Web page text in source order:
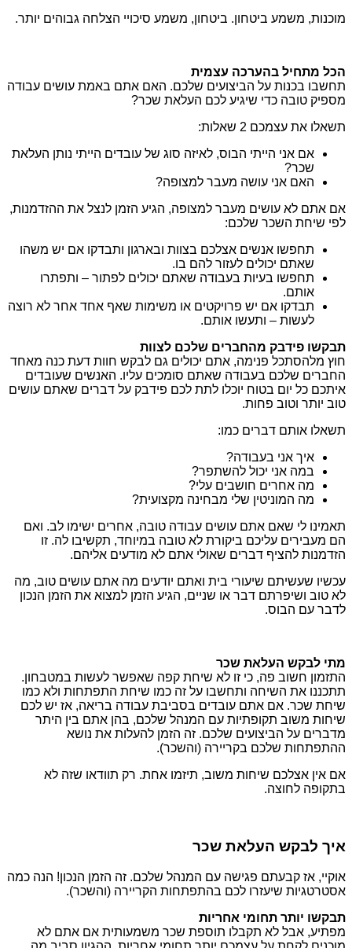
מוכנות, משמע ביטחון. ביטחון, משמע סיכויי הצלחה גבוהים יותר.
הכל מתחיל בהערכה עצמית
תחשבו בכנות על הביצועים שלכם. האם אתם באמת עושים עבודה
מספיק טובה כדי שיגיע לכם העלאת שכר?
תשאלו את עצמכם 2 שאלות:
אם אני הייתי הבוס, לאיזה סוג של עובדים הייתי נותן העלאת
שכר?
האם אני עושה מעבר למצופה?
אם אתם לא עושים מעבר למצופה, הגיע הזמן לנצל את ההזדמנות,
לפי שיחת השכר שלכם:
תחפשו אנשים אצלכם בצוות ובארגון ותבדקו אם יש משהו
שאתם יכולים לעזור להם בו.
תחפשו בעיות בעבודה שאתם יכולים לפתור – ותפתרו
אותם.
תבדקו אם יש פרויקטים או משימות שאף אחד אחר לא רוצה
לעשות – ותעשו אותם.
תבקשו פידבק מהחברים שלכם לצוות
חוץ מלהסתכל פנימה, אתם יכולים גם לבקש חוות דעת כנה מאחד
החברים שלכם בעבודה שאתם סומכים עליו. האנשים שעובדים
איתכם כל יום בטוח יוכלו לתת לכם פידבק על דברים שאתם עושים
טוב יותר וטוב פחות.
תשאלו אותם דברים כמו:
איך אני בעבודה?
במה אני יכול להשתפר?
מה אחרים חושבים עלי?
מה המוניטין שלי מבחינה מקצועית?
תאמינו לי שאם אתם עושים עבודה טובה, אחרים ישימו לב. ואם
הם מעבירים עליכם ביקורת לא טובה במיוחד, תקשיבו לה. זו
הזדמנות להציף דברים שאולי אתם לא מודעים אליהם.
עכשיו שעשיתם שיעורי בית ואתם יודעים מה אתם עושים טוב, מה
לא טוב ושיפרתם דבר או שניים, הגיע הזמן למצוא את הזמן הנכון
לדבר עם הבוס.
מתי לבקש העלאת שכר
התזמון חשוב פה, כי זו לא שיחת קפה שאפשר לעשות במטבחון.
תתכננו את השיחה ותחשבו על זה כמו שיחת התפתחות ולא כמו
שיחת שכר. אם אתם עובדים בסביבת עבודה בריאה, אז יש לכם
שיחות משוב תקופתיות עם המנהל שלכם, בהן אתם בין היתר
מדברים על הביצועים שלכם. זה הזמן להעלות את נושא
ההתפתחות שלכם בקריירה (והשכר).
אם אין אצלכם שיחות משוב, תיזמו אחת. רק תוודאו שזה לא
בתקופה לחוצה.
איך לבקש העלאת שכר
אוקיי, אז קבעתם פגישה עם המנהל שלכם. זה הזמן הנכון! הנה כמה
אסטרטגיות שיעזרו לכם בהתפתחות הקריירה (והשכר).
תבקשו יותר תחומי אחריות
מפתיע, אבל לא תקבלו תוספת שכר משמעותית אם אתם לא